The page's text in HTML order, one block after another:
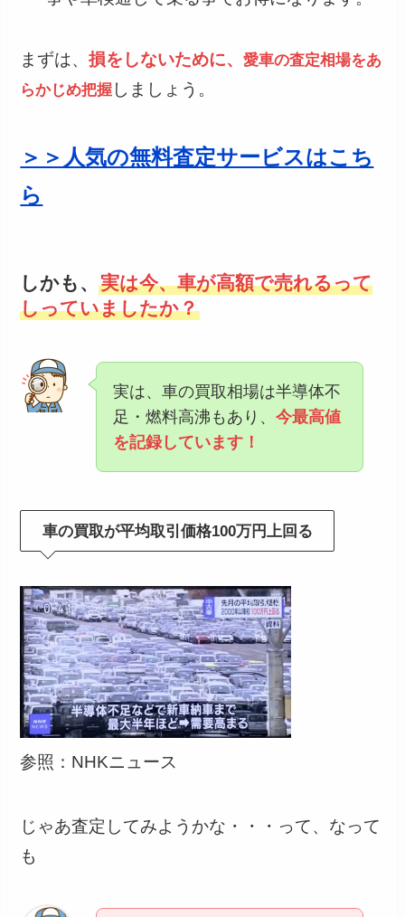
まずは、損をしないために、愛車の査定相場をあ
らかじめ把握 しましょう。
＞＞人気の無料査定サービスはこち
ら
しかも、実は今、車が高額で売れるって
しっていましたか？
実は、車の買取相場は半導体不
足・燃料高沸もあり、今最高値
を記録しています！
車の買取が平均取引価格100万円上回る
参照：NHKニュース
じゃあ査定してみようかな・・・って、なって
も